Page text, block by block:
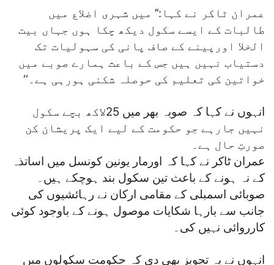
عمران ٹاکر نے کہا:’’ میں شہری اضلاع میں
طالبات کے ایسے سکول دیکھ چکا ہوں جہاں بیت
الخلا اورپینے کے صاف پانی کی سہولیات تک
دستیاب نہیں ہیں جس کے باعث ہمارے صوبے میں
خواتین کی تعلیم کی حوصلہ شکنی ہورہی ہے۔‘‘
انہوں نے کہا کہ صوبہ بھر میں 25لاکھ بچے سکول
نہیں جارہے جو حکومت کے لیے ایک پریشان کن
صورتِ حال ہے۔
عمران ٹاکر نے کہا کہ اورمار یونین کونسل میں اساتذہ
کے نہ ہونے کے باعث تین سکول بند ہوچکے ہیں۔
صوبائی اسمبلی کے مقامی ارکان نے رہائشیوں کی
جانب سے بارہا شکایات موصول ہونے کے باوجود کوئی
کارروائی نہیں کی۔
انہوں نے یہ تجویز بھی دی کہ حکومت سکولوں میں